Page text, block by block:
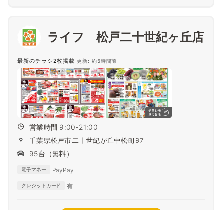
ライフ 松戸二十世紀ヶ丘店
最新のチラシ2枚掲載 更新: 約5時間前
営業時間 9:00-21:00
千葉県松戸市二十世紀が丘中松町97
95台（無料）
電子マネー PayPay
クレジットカード 有